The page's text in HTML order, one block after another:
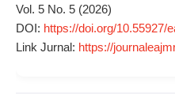
Vol. 5 No. 5 (2026)
DOI: https://doi.org/10.55927/
Link Jurnal: https://